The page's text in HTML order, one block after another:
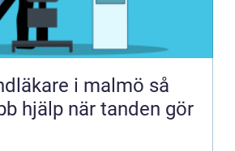
i malmö så
hjälp när tanden gör